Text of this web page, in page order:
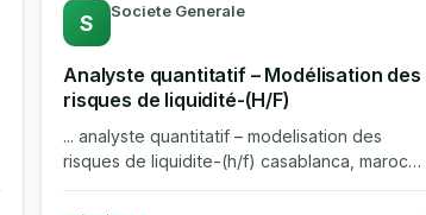
S Societe Generale
Analyste quantitatif – Modélisation des
risques de liquidité-(H/F)
... analyste quantitatif – modelisation des
risques de liquidite-(h/f) casablanca, maroc
cdi banque de financement et...